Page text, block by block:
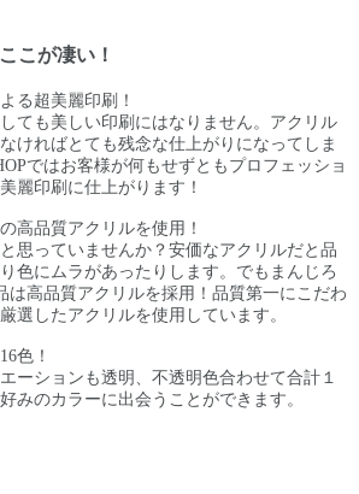
こが凄い！
る超美麗印刷！
ても美しい印刷にはなりません。アクリル
ければとても残念な仕上がりになってしま
ではお客様が何もせずともプロフェッショ
麗印刷に仕上がります！
高品質アクリルを使用！
思っていませんか？安価なアクリルだと品
色にムラがあったりします。でもまんじろ
は高品質アクリルを採用！品質第一にこだわ
選したアクリルを使用しています。
色！
ーションも透明、不透明色合わせて合計１
みのカラーに出会うことができます。